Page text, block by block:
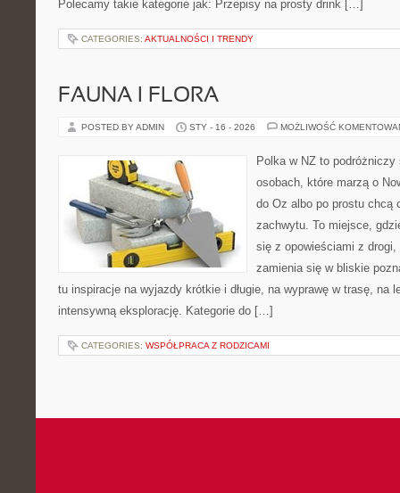
Polecamy takie kategorie jak: Przepisy na prosty drink […]
CATEGORIES: AKTUALNOŚCI I TRENDY
FAUNA I FLORA
POSTED BY ADMIN STY - 16 - 2026 MOŻLIWOŚĆ
Polka w NZ to
osobach, które marzą o
do Oz albo po prostu chcą
zachwytu. To miejsce,
się z opowieściami z
zamienia się w bliskie
tu inspiracje na wyjazdy krótkie i długie, na wyprawę w trasę, na
intensywną eksplorację. Kategorie do […]
CATEGORIES: WSPÓŁPRACA Z RODZICAMI